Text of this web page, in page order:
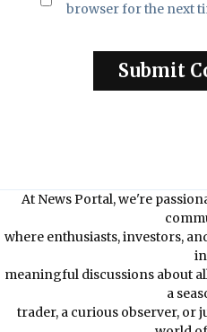
browser for the next
At News Portal, we're
where enthusiasts, investors,
in
meaningful discussions about
a
trader, a curious observer, or